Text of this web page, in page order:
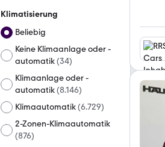
Klimatisierung
Beliebig
Keine Klimaanlage oder -
automatik(34)
Klimaanlage oder -
automatik(8.146)
Klimaautomatik(6.729)
2-Zonen-Klimaautomatik
(876)